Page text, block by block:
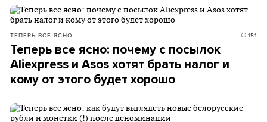
ТЕПЕРЬ ВСЕ ЯСНО 151
Теперь все ясно: почему с посылок
Aliexpress и Asos хотят брать налог и
кому от этого будет хорошо